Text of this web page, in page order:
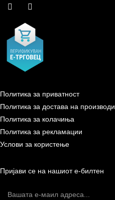
Политика за приватност
Политика за достава на производи
Политика за колачиња
Политика за рекламации
Услови за користење
Пријави се на нашиот е-билтен